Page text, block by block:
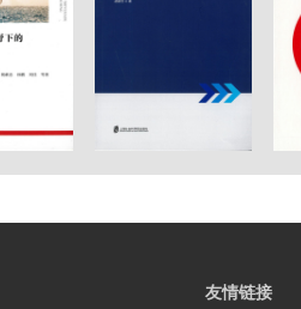
友情链接